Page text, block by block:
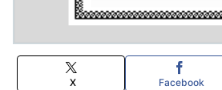
X Facebook